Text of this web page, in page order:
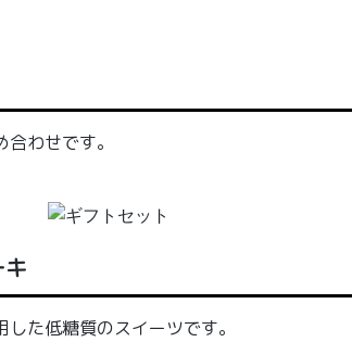
わせです。
た低糖質のスイーツです。